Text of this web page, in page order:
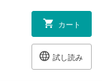
カート
試し読み